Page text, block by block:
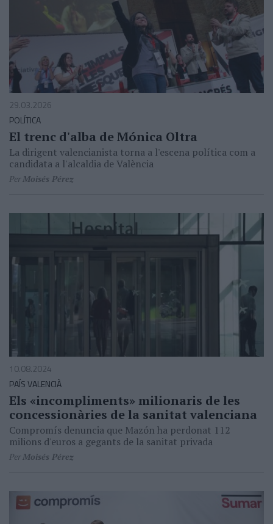
29.03.2026
POLÍTICA
El trenc d'alba de Mónica Oltra
La dirigent valencianista torna a l'escena política com a
candidata a l'alcaldia de València
PerMoisés Pérez
10.08.2024
PAÍS VALENCIÀ
Els «incompliments» milionaris de les
concessionàries de la sanitat valenciana
Compromís denuncia que Mazón ha perdonat 112
milions d'euros a gegants de la sanitat privada
PerMoisés Pérez